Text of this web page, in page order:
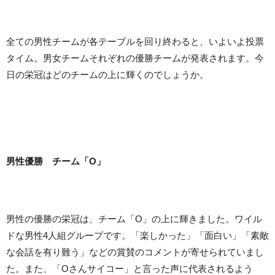
全ての男性チームが各テーブルを回り終わると、いよいよ投票
タイム。男女チームそれぞれの優勝チームが発表されます。今
日の栄冠はどのチームの上に輝くのでしょうか。
男性優勝 チーム「O」
男性の優勝の栄冠は、チーム「O」の上に輝きました。ワイル
ドな男性4人組グループです。「楽しかった」「面白い」「素敵
な会話を有り難う」などの賞賛のコメントが寄せられていまし
た。また、「Oさんサイコー」と言った声に代表されるよう